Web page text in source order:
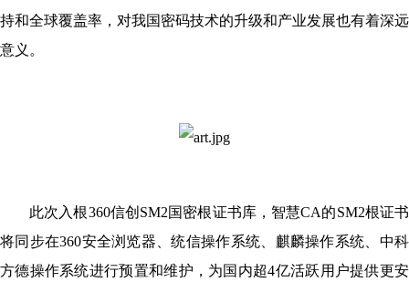
持和全球覆盖率，对我国密码技术的升级和产业发展也有着深远
意义。
此次入根360信创SM2国密根证书库，智慧CA的SM2根证书
将同步在360安全浏览器、统信操作系统、麒麟操作系统、中科
方德操作系统进行预置和维护，为国内超4亿活跃用户提供更安